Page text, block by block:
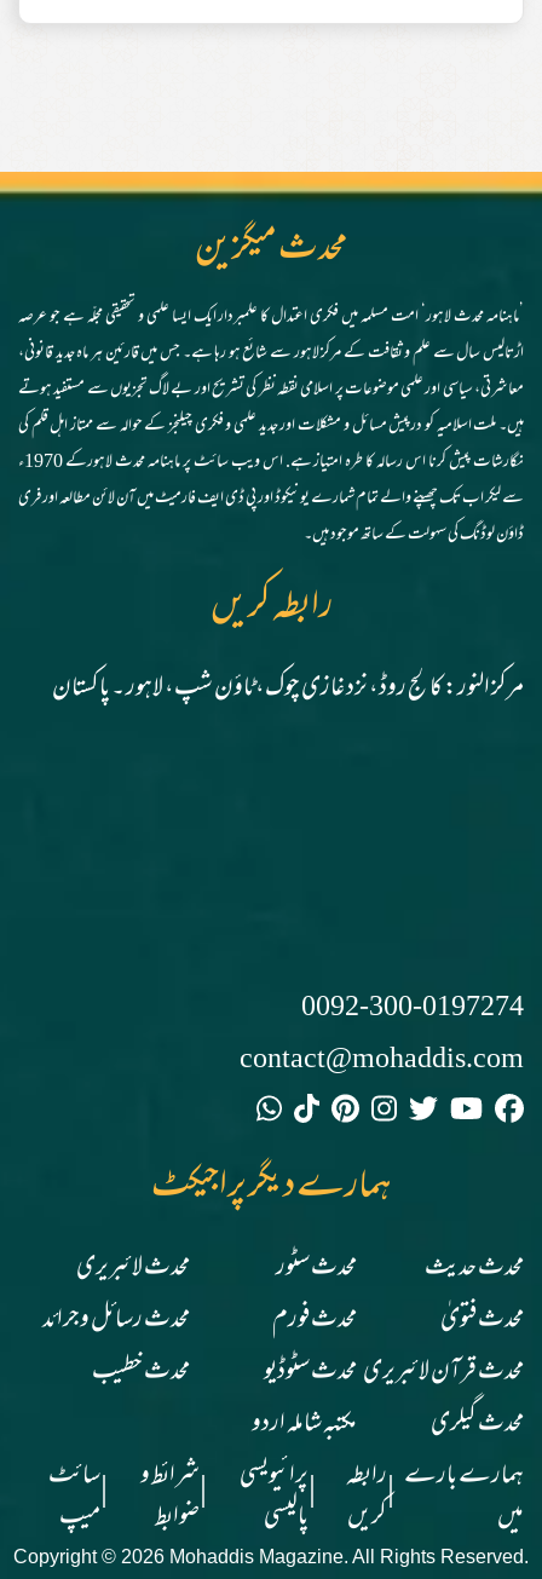
محدث میگزین
’ماہنامہ محدث لاہور‘ امت مسلمہ میں فکری اعتدال کا علمبردار ایک ایسا علمی و تحقیقی مجلّہ ہے جو عرصہ
اڑتالیس سال سے علم و ثقافت کے مرکز لاہور سے شائع ہو رہا ہے۔ جس میں قارئین ہر ماہ جدید قانونی،
معاشرتی، سیاسی اور علمی موضوعات پر اسلامی نقطہ نظر کی تشریح اور بے لاگ تجزیوں سے مستفید ہوتے
ہیں۔ ملت اسلامیہ کو درپیش مسائل و مشکلات اور جدید علمی و فکری چیلنجز کے حوالہ سے ممتاز اہل قلم کی
نگارشات پیش کرنا اس رسالہ کا طرہ امتیاز ہے. اس ویب سائٹ پر ماہنامہ محدث لاہورکے 1970ء
سے لیکر اب تک چھپنے والے تمام شمارے یونیکوڈ اور پی ڈی ایف فارمیٹ میں آن لائن مطالعہ اور فری
ڈاؤن لوڈنگ کی سہولت کے ساتھ موجود ہیں۔
رابطہ کریں
مرکز النور: کالج روڈ، نزد غازی چوک، ٹاؤن شپ، لاہور ۔ پاکستان
0092-300-0197274
contact@mohaddis.com
ہمارے دیگر پراجیکٹ
محدث حدیث محدث سٹور
محدث لائبریری
محدث فتویٰ
محدث فورم
محدث رسائل وجرائد
محدث قرآن لائبریریمحدث سٹوڈیو
محدث خطیب
محدث گیلری
مکتبہ شاملہ اردو
ہمارے بارے
میں
|رابطہ
کریں
|پرائیویسی
پالیسی
|شرائط و
ضوابط
|سائٹ
میپ
Copyright © 2026 Mohaddis Magazine. All Rights Reserved.